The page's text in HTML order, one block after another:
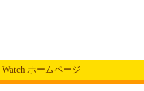
ホームページ